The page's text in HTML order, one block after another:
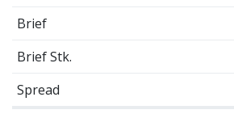
Brief
Brief Stk.
Spread